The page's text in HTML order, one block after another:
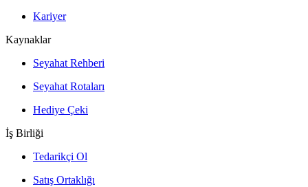
Kariyer
Kaynaklar
Seyahat Rehberi
Seyahat Rotaları
Hediye Çeki
İş Birliği
Tedarikçi Ol
Satış Ortaklığı